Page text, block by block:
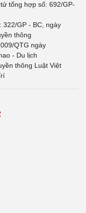
tổng hợp số: 692/GP-
322/GP - BC, ngày
thông
QTG ngày
- Du lịch
thông Luật Việt